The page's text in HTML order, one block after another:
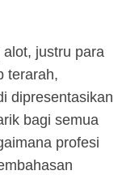
justru para
terarah,
dipresentasikan
bagi semua
profesi